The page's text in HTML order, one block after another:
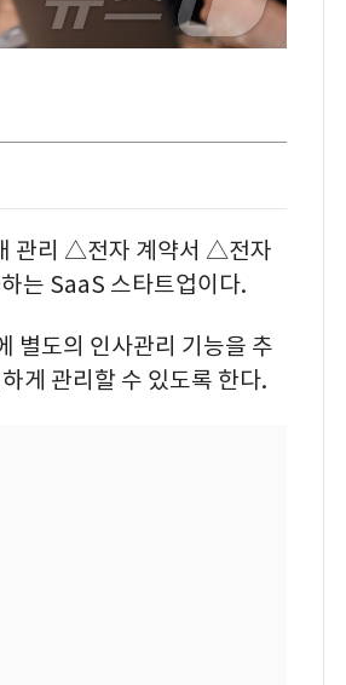
관리 △전자 계약서 △전자
는 SaaS 스타트업이다.
별도의 인사관리 기능을 추
게 관리할 수 있도록 한다.